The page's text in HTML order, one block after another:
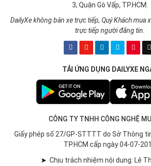
3, Quận Gò Vấp, TP.HCM.
DailyXe không bán xe trực tiếp, Quý Khách mua
trực tiếp người đăng tin.
TẢI ỨNG DỤNG DAILYXE
CÔNG TY TNHH CÔNG NGHỆ
Giấy phép số 27/GP-STTTT do Sở Thông
TP.HCM cấp ngày 04-07-
➤ Chịu trách nhiệm nội dung: Lê